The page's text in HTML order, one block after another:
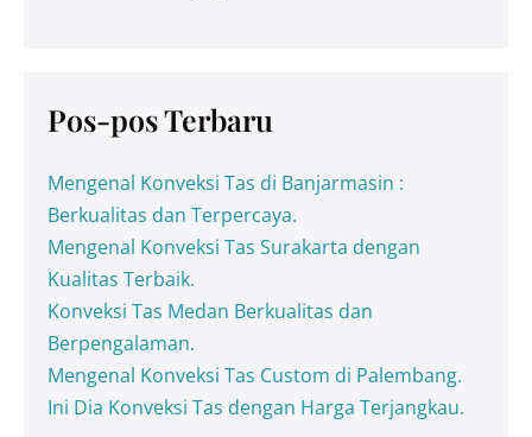
Pos-pos Terbaru
Mengenal Konveksi Tas di Banjarmasin :
Berkualitas dan Terpercaya.
Mengenal Konveksi Tas Surakarta dengan
Kualitas Terbaik.
Konveksi Tas Medan Berkualitas dan
Berpengalaman.
Mengenal Konveksi Tas Custom di Palembang.
Ini Dia Konveksi Tas dengan Harga Terjangkau.